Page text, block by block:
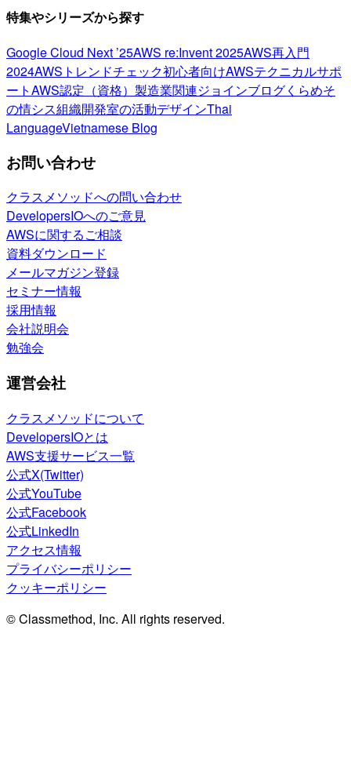
特集やシリーズから探す
Google Cloud Next ’25AWS re:Invent 2025AWS再入門
2024AWSトレンドチェック初心者向けAWSテクニカルサポ
ートAWS認定（資格） 製造業関連ジョインブログくらめそ
の情シス組織開発室の活動デザインThai
LanguageVietnamese Blog
お問い合わせ
クラスメソッドへの問い合わせ
DevelopersIOへのご意見
AWSに関するご相談
資料ダウンロード
メールマガジン登録
セミナー情報
採用情報
会社説明会
勉強会
運営会社
クラスメソッドについて
DevelopersIOとは
AWS支援サービス一覧
公式X(Twitter)
公式YouTube
公式Facebook
公式LinkedIn
アクセス情報
プライバシーポリシー
クッキーポリシー
© Classmethod, Inc. All rights reserved.